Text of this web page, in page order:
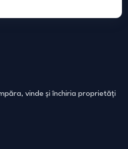
vinde și închiria proprietăți